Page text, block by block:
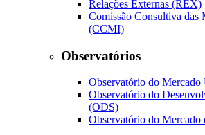
Relações Externas (REX)
Comissão Consultiva das
(CCMI)
Observatórios
Observatório do
Observatório do
(ODS)
Observatório do